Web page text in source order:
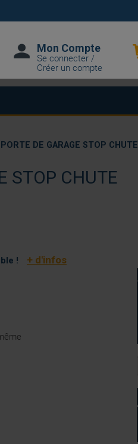
Mon Compte
Se connecter /
Créer un compte
STOP CHUTE
! + d'infos
DE GARAGE STOP CHUTE